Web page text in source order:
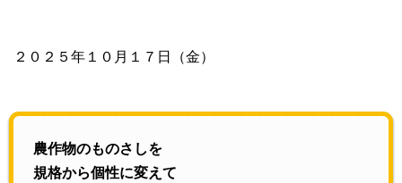
２０２５年１０月１７日（金）
農作物のものさしを
規格から個性に変えて